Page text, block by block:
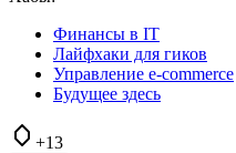
Финансы в IT
Лайфхаки для гиков
Управление e-commerce
Будущее здесь
+13